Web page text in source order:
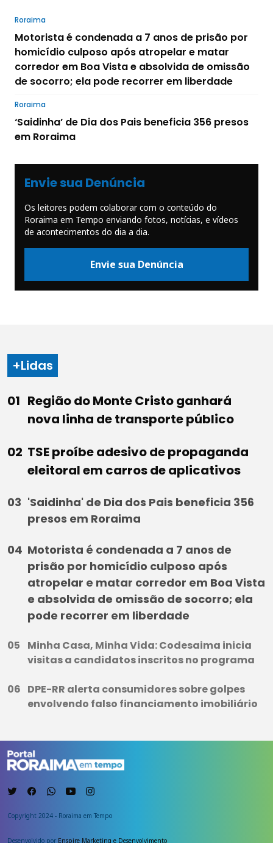
Roraima
Motorista é condenada a 7 anos de prisão por
homicídio culposo após atropelar e matar
corredor em Boa Vista e absolvida de omissão
de socorro; ela pode recorrer em liberdade
Roraima
‘Saidinha’ de Dia dos Pais beneficia 356 presos
em Roraima
Envie sua Denúncia
Os leitores podem colaborar com o conteúdo do
Roraima em Tempo enviando fotos, notícias, e vídeos
de acontecimentos do dia a dia.
Envie sua Denúncia
+Lidas
Região do Monte Cristo ganhará
nova linha de transporte público
TSE proíbe adesivo de propaganda
eleitoral em carros de aplicativos
'Saidinha' de Dia dos Pais beneficia 356
presos em Roraima
Motorista é condenada a 7 anos de
prisão por homicídio culposo após
atropelar e matar corredor em Boa Vista
e absolvida de omissão de socorro; ela
pode recorrer em liberdade
Minha Casa, Minha Vida: Codesaima inicia
visitas a candidatos inscritos no programa
DPE-RR alerta consumidores sobre golpes
envolvendo falso financiamento imobiliário
Copyright 2024 - Roraima em Tempo
Desenvolvido por Enspire Marketing e Desenvolvimento